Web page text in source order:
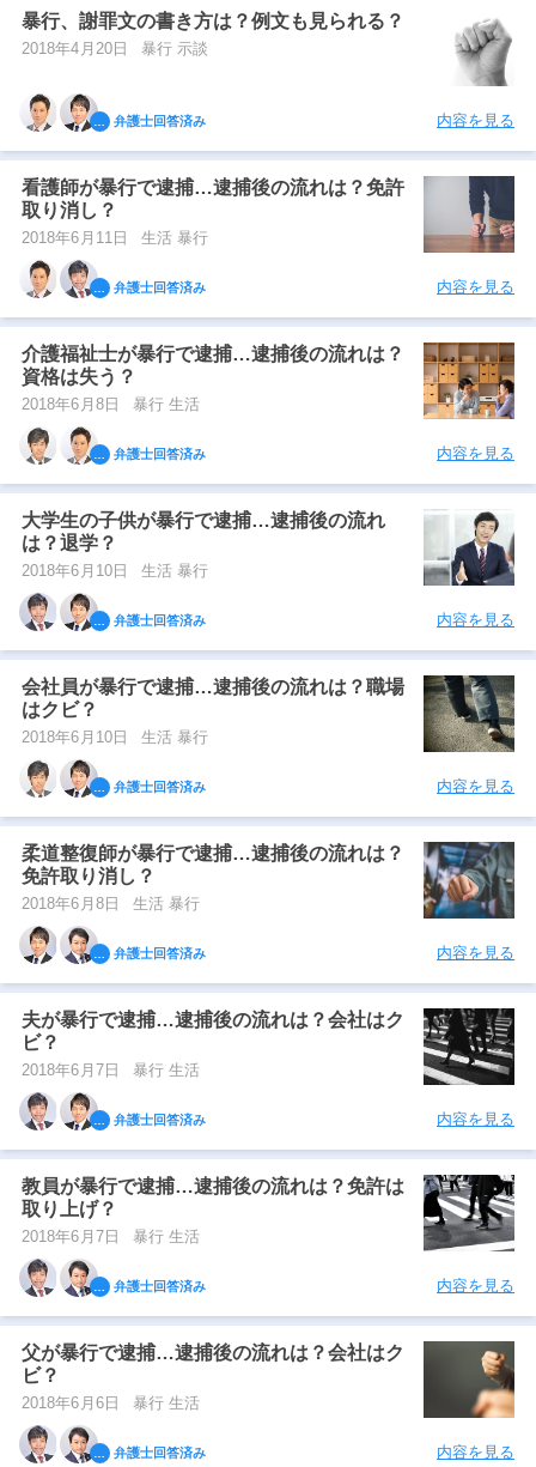
暴行、謝罪文の書き方は？例文も見られる？
2018年4月20日 暴行 示談
弁護士回答済み 内容を見る
看護師が暴行で逮捕…逮捕後の流れは？免許
取り消し？
2018年6月11日 生活 暴行
弁護士回答済み 内容を見る
介護福祉士が暴行で逮捕…逮捕後の流れは？
資格は失う？
2018年6月8日 暴行 生活
弁護士回答済み 内容を見る
大学生の子供が暴行で逮捕…逮捕後の流れ
は？退学？
2018年6月10日 生活 暴行
弁護士回答済み 内容を見る
会社員が暴行で逮捕…逮捕後の流れは？職場
はクビ？
2018年6月10日 生活 暴行
弁護士回答済み 内容を見る
柔道整復師が暴行で逮捕…逮捕後の流れは？
免許取り消し？
2018年6月8日 生活 暴行
弁護士回答済み 内容を見る
夫が暴行で逮捕…逮捕後の流れは？会社はク
ビ？
2018年6月7日 暴行 生活
弁護士回答済み 内容を見る
教員が暴行で逮捕…逮捕後の流れは？免許は
取り上げ？
2018年6月7日 暴行 生活
弁護士回答済み 内容を見る
父が暴行で逮捕…逮捕後の流れは？会社はク
ビ？
2018年6月6日 暴行 生活
弁護士回答済み 内容を見る